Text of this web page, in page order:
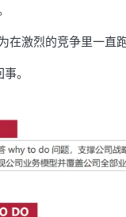
激烈的竞争里一直跑
。